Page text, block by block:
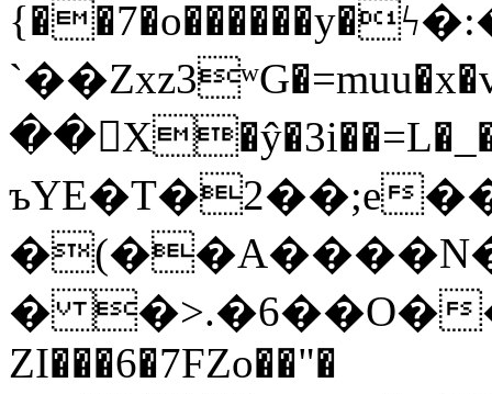
ъYE�T�2��;e
� �>.�6��O�
ZI���6�7FZo��"�